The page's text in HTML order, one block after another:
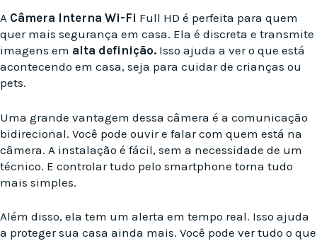
A Câmera Interna Wi-Fi Full HD é perfeita para quem
quer mais segurança em casa. Ela é discreta e transmite
imagens em alta definição. Isso ajuda a ver o que está
acontecendo em casa, seja para cuidar de crianças ou
pets.
Uma grande vantagem dessa câmera é a comunicação
bidirecional. Você pode ouvir e falar com quem está na
câmera. A instalação é fácil, sem a necessidade de um
técnico. E controlar tudo pelo smartphone torna tudo
mais simples.
Além disso, ela tem um alerta em tempo real. Isso ajuda
a proteger sua casa ainda mais. Você pode ver tudo o que